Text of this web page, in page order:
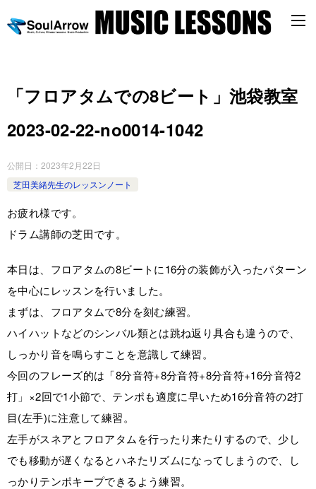
「フロアタムでの8ビート」池袋教室
2023-02-22-no0014-1042
公開日： 2023年2月22日
芝田美緒先生のレッスンノート
お疲れ様です。
ドラム講師の芝田です。
本日は、フロアタムの8ビートに16分の装飾が入ったパターン
を中心にレッスンを行いました。
まずは、フロアタムで8分を刻む練習。
ハイハットなどのシンバル類とは跳ね返り具合も違うので、
しっかり音を鳴らすことを意識して練習。
今回のフレーズ的は「8分音符+8分音符+8分音符+16分音符2
打」×2回で1小節で、テンポも適度に早いため16分音符の2打
目(左手)に注意して練習。
左手がスネアとフロアタムを行ったり来たりするので、少し
でも移動が遅くなるとハネたリズムになってしまうので、し
っかりテンポキープできるよう練習。